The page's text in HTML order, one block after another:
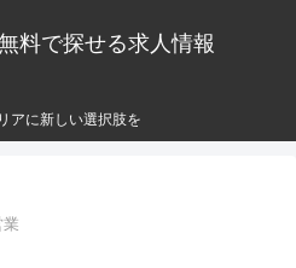
料で探せる求人情報
アに新しい選択肢を